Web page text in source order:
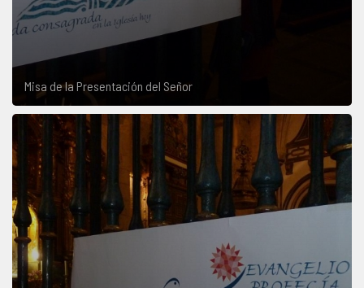
Misa de la Presentación del Señor